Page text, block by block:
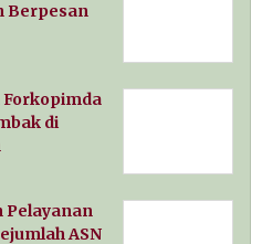
Berpesan
Forkopimda
di
Pelayanan
ASN